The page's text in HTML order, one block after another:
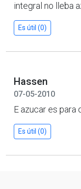
integral no lleba
Es útil (0)
Hassen
07-05-2010
E azucar es para
Es útil (0)